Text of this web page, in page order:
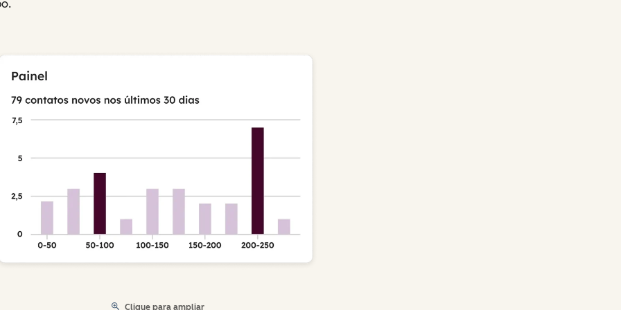
Clique para ampliar